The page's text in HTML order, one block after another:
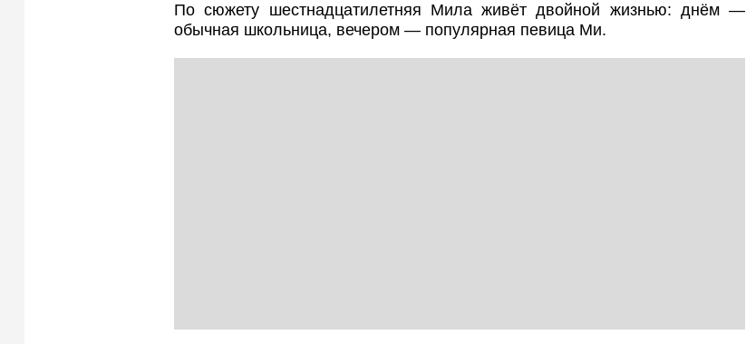
По сюжету шестнадцатилетняя Мила живёт двойной жизнью: днём —
обычная школьница, вечером — популярная певица Ми.